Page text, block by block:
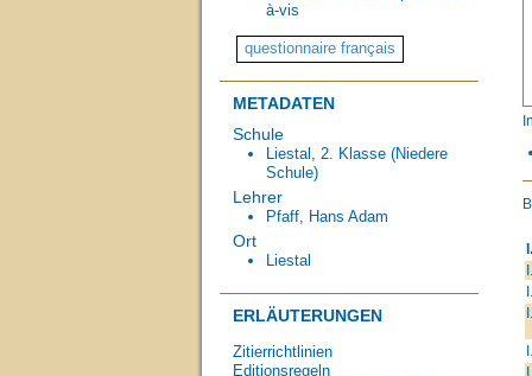
à-vis
METADATEN
Schule
Liestal, 2. Klasse (Niedere
Schule)
Lehrer
Pfaff, Hans Adam
Ort
Liestal
ERLÄUTERUNGEN
Zitierrichtlinien
Editionsregeln